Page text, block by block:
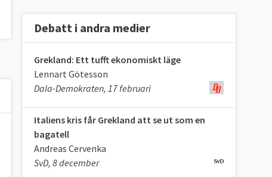
Debatt i andra medier
Grekland: Ett tufft ekonomiskt läge
Lennart Götesson
Dala-Demokraten, 17 februari
Italiens kris får Grekland att se ut som en
bagatell
Andreas Cervenka
SvD, 8 december